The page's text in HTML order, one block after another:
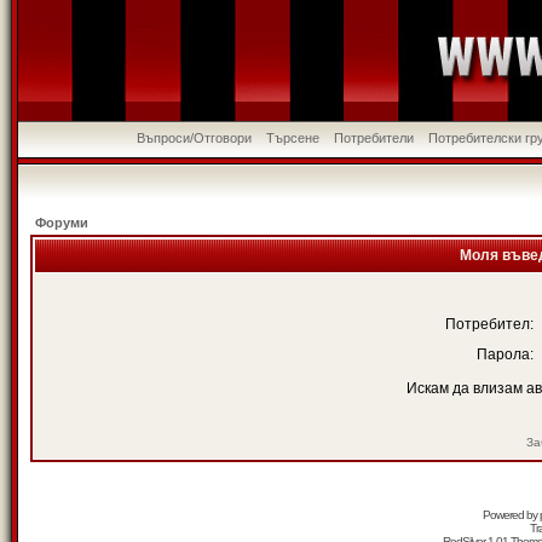
Въпроси/Отговори Търсене Потребители Потребителски
Форуми
Моля
Потребител:
Парола:
Искам да влизам
Powered by